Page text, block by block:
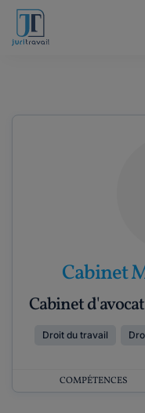
Cabinet
Cabinet
Droit du travail
COMPÉTENCES